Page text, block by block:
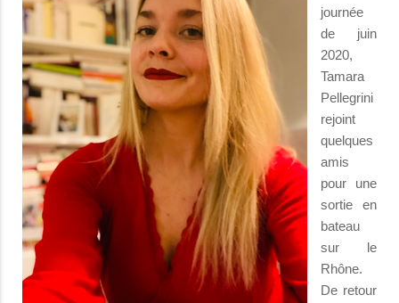
journée
de juin
2020,
Tamara
Pellegrini
rejoint
quelques
amis
pour une
sortie en
bateau
sur le
Rhône.
De retour